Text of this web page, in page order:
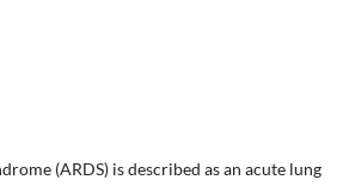
(ARDS) is described as an acute lung